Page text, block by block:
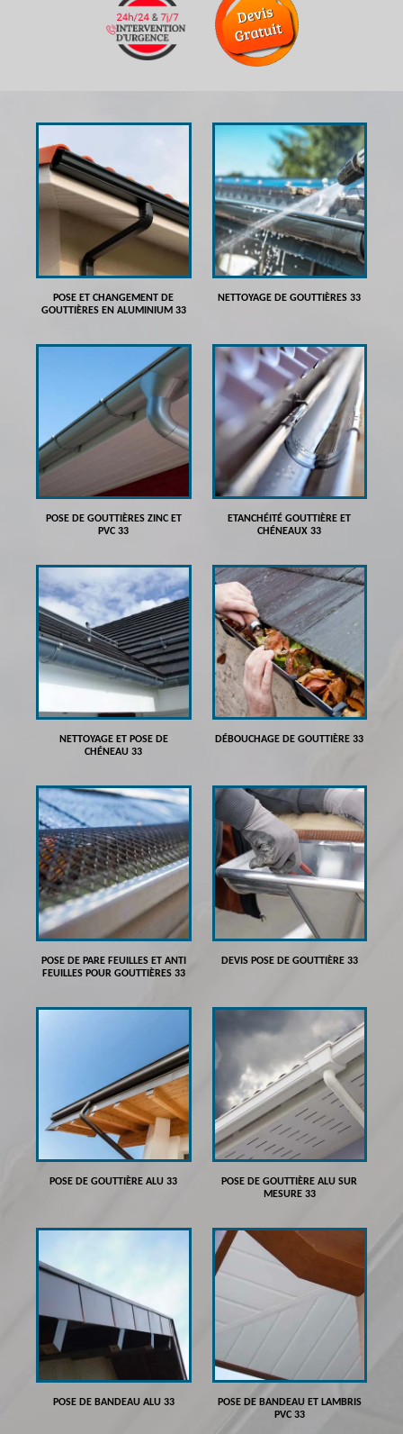
POSE ET CHANGEMENT DE
GOUTTIÈRES EN ALUMINIUM 33
NETTOYAGE DE GOUTTIÈRES 33
POSE DE GOUTTIÈRES ZINC ET
PVC 33
ETANCHÉITÉ GOUTTIÈRE ET
CHÉNEAUX 33
NETTOYAGE ET POSE DE
CHÉNEAU 33
DÉBOUCHAGE DE GOUTTIÈRE 33
POSE DE PARE FEUILLES ET ANTI
FEUILLES POUR GOUTTIÈRES 33
DEVIS POSE DE GOUTTIÈRE 33
POSE DE GOUTTIÈRE ALU 33
POSE DE GOUTTIÈRE ALU SUR
MESURE 33
POSE DE BANDEAU ALU 33
POSE DE BANDEAU ET LAMBRIS
PVC 33